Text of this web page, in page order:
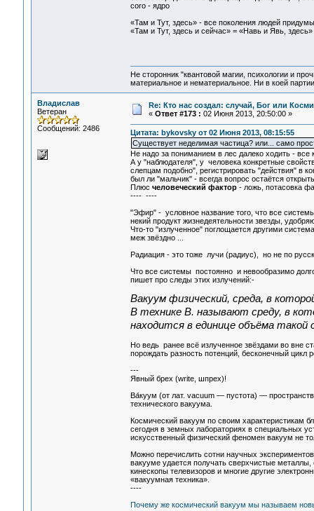
coro - ядро
«Там и Тут, здесь» - все поколения людей
«Там и Тут, здесь и сейчас» = «Навь и Явь,
Не сторонник "квантовой магии, психологии и
материальное и нематериальное. Ни в коей
Владислав
Ветеран
Сообщений: 2486
Re: Кто нас создал: случай, Бог или
« Ответ #173 : 02 Июня 2013, 20:50:00 »
Цитата: bykovsky от 02 Июня 2013, 08:15:55
Существует неделимая частица? или... само
Не надо за пониманием в лес далеко ходить -
А у "наблюдателя", у человека конкретные
слепцам подобно", регистрировать "действия" в
был ли "мальчик" - всегда вопрос остаётся
Плюс человеческий фактор - ложь, потасовка
---- ----
"Эфир" - условное название того, что все
некий продукт жизнедеятельности звезды,
Что-то "излученное" поглощается другими
меж звёздно ...
Радиация - это тоже лучи (радиус), но не по
Что все системы постоянно и невообразимо
пишет про следы этих излучений:-
Вакуум физический, среда, в
В технике В. называют среду, в
находится в единице объёма
Но ведь ранее всё излученное звёздами во вне
порождать разность потенций, бесконечный
---
Явный брех (write, шпрех)!
Ва́куум (от лат. vacuum — пустота) —
технического вакуума.
Космический вакуум по своим характеристикам
сегодня в земных лабораториях в специальных
искусственный физический феномен вакуум не
Можно перечислить сотни научных
вакууме удается получать сверхчистые
кинескопы телевизоров и многие другие
«вакуумная техника».
----
Почему же космический вакуум мы называем